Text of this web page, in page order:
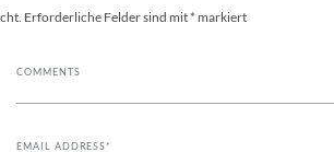
Erforderliche Felder sind mit* markiert